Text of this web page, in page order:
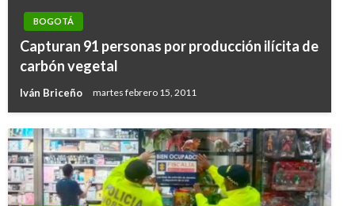
BOGOTÁ
Capturan 91 personas por producción ilícita de
carbón vegetal
Iván Briceño martes febrero 15, 2011